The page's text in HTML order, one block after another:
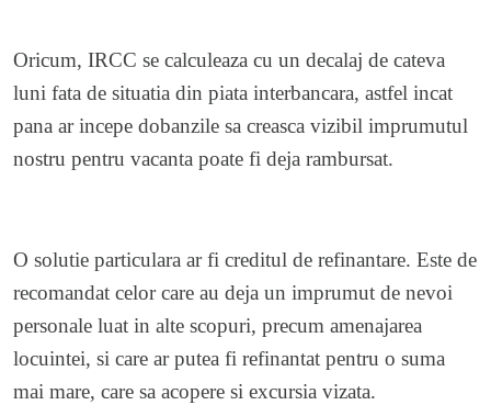
Oricum, IRCC se calculeaza cu un decalaj de cateva
luni fata de situatia din piata interbancara, astfel incat
pana ar incepe dobanzile sa creasca vizibil imprumutul
nostru pentru vacanta poate fi deja rambursat.
O solutie particulara ar fi creditul de refinantare. Este de
recomandat celor care au deja un imprumut de nevoi
personale luat in alte scopuri, precum amenajarea
locuintei, si care ar putea fi refinantat pentru o suma
mai mare, care sa acopere si excursia vizata.